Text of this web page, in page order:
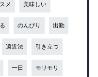
メ 美味しい
のんびり 出勤
遠近法 引き立つ
一日 モリモリ